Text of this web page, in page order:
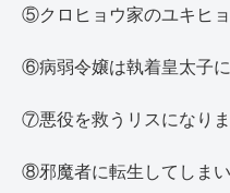
⑤クロヒョウ家のユキヒ
⑥病弱令嬢は執着皇太子
⑦悪役を救うリスになり
⑧邪魔者に転生してしま